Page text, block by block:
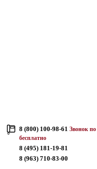
8 (800) 100-98-61 Звонок
бесплатно
8 (495) 181-19-81
8 (963) 710-83-00